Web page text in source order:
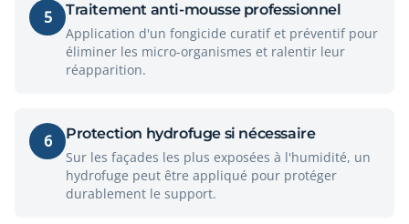
5
Traitement anti-mousse professionnel
Application d'un fongicide curatif et préventif pour
éliminer les micro-organismes et ralentir leur
réapparition.
6
Protection hydrofuge si nécessaire
Sur les façades les plus exposées à l'humidité, un
hydrofuge peut être appliqué pour protéger
durablement le support.